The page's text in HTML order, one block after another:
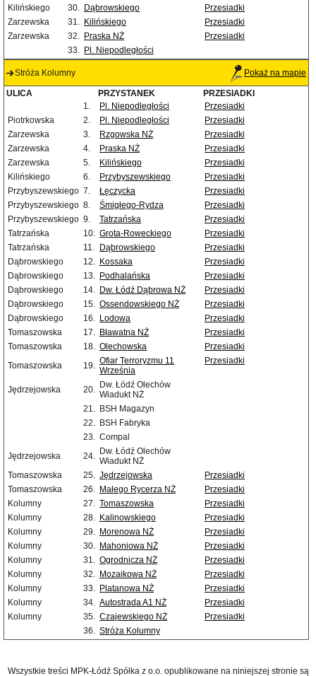
Kilińskiego
30. Dąbrowskiego
Przesiadki
Zarzewska
31. Kilińskiego
Przesiadki
Zarzewska
32. Praska NŻ
Przesiadki
33. Pl. Niepodległości
Stróża Kolumny Pokaż na mapie
ULICA PRZYSTANEK
PRZESIADKI
1.
Pl. Niepodległości
Przesiadki
Piotrkowska
2. Pl. Niepodległości
Przesiadki
Zarzewska
3. Rzgowska NŻ
Przesiadki
Zarzewska
4. Praska NŻ
Przesiadki
Zarzewska
5. Kilińskiego
Przesiadki
Kilińskiego
6. Przybyszewskiego
Przesiadki
Przybyszewskiego 7. Łęczycka
Przesiadki
Przybyszewskiego 8. Śmigłego-Rydza
Przesiadki
Przybyszewskiego 9. Tatrzańska
Przesiadki
Tatrzańska
10. Grota-Roweckiego
Przesiadki
Tatrzańska
11. Dąbrowskiego
Przesiadki
Dąbrowskiego
12. Kossaka
Przesiadki
Dąbrowskiego
13. Podhalańska
Przesiadki
Dąbrowskiego
14. Dw. Łódź Dąbrowa NŻ
Przesiadki
Dąbrowskiego
15. Ossendowskiego NŻ
Przesiadki
Dąbrowskiego
16. Lodowa
Przesiadki
Tomaszowska
17. Bławatna NŻ
Przesiadki
Tomaszowska
18. Olechowska
Przesiadki
Tomaszowska
19. Ofiar Terroryzmu 11
Września
Przesiadki
Jędrzejowska 20. Dw. Łódź Olechów
Wiadukt NŻ
21. BSH Magazyn
22. BSH Fabryka
23. Compal
Jędrzejowska
24. Dw. Łódź Olechów
Wiadukt NŻ
Tomaszowska
25. Jędrzejowska
Przesiadki
Tomaszowska
26. Małego Rycerza NŻ
Przesiadki
Kolumny
27. Tomaszowska
Przesiadki
Kolumny
28. Kalinowskiego
Przesiadki
Kolumny
29. Morenowa NŻ
Przesiadki
Kolumny
30. Mahoniowa NŻ
Przesiadki
Kolumny
31. Ogrodnicza NŻ
Przesiadki
Kolumny
32. Mozaikowa NŻ
Przesiadki
Kolumny
33. Platanowa NŻ
Przesiadki
Kolumny
34. Autostrada A1 NŻ
Przesiadki
Kolumny
35. Czajewskiego NŻ
Przesiadki
36. Stróża Kolumny
Wszystkie treści MPK-Łódź Spółka z o.o. opublikowane na niniejszej stronie są